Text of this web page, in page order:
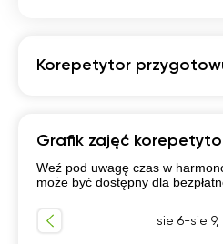
Korepetytor
Przygotowanie do matury
Liceum (profil podstawowy)
Szkola średnia (profil
Grafik zajęć
Weź pod uwagę czas w
może być dostępny dla
sie 6-sie 9,